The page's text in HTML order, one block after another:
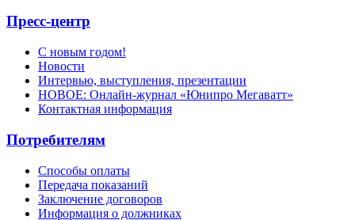
Пресс-центр
С новым годом!
Новости
Интервью, выступления, презентации
НОВОЕ: Онлайн-журнал «Юнипро Мегаватт»
Контактная информация
Потребителям
Способы оплаты
Передача показаний
Заключение договоров
Информация о должниках